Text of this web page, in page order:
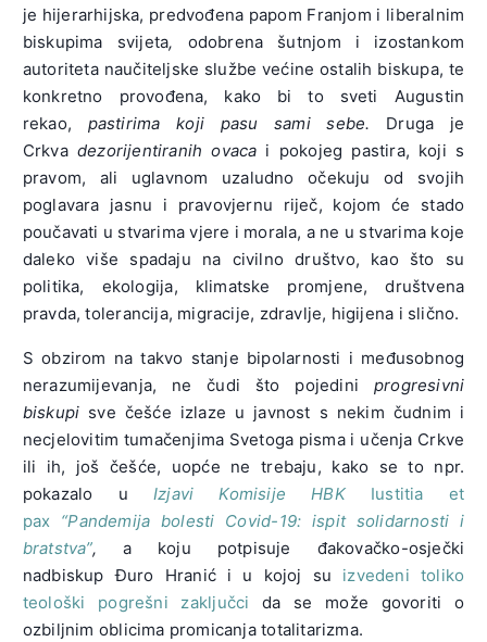
je hijerarhijska, predvođena papom Franjom i liberalnim
biskupima svijeta, odobrena šutnjom i izostankom
autoriteta naučiteljske službe većine ostalih biskupa, te
konkretno provođena, kako bi to sveti Augustin
rekao, pastirima koji pasu sami sebe. Druga je
Crkva dezorijentiranih ovaca i pokojeg pastira, koji s
pravom, ali uglavnom uzaludno očekuju od svojih
poglavara jasnu i pravovjernu riječ, kojom će stado
poučavati u stvarima vjere i morala, a ne u stvarima koje
daleko više spadaju na civilno društvo, kao što su
politika, ekologija, klimatske promjene, društvena
pravda, tolerancija, migracije, zdravlje, higijena i slično.
S obzirom na takvo stanje bipolarnosti i međusobnog
nerazumijevanja, ne čudi što pojedini progresivni
biskupi sve češće izlaze u javnost s nekim čudnim i
necjelovitim tumačenjima Svetoga pisma i učenja Crkve
ili ih, još češće, uopće ne trebaju, kako se to npr.
pokazalo u Izjavi Komisije HBK Iustitia et
pax “Pandemija bolesti Covid-19: ispit solidarnosti i
bratstva”, a koju potpisuje đakovačko-osječki
nadbiskup Đuro Hranić i u kojoj su izvedeni toliko
teološki pogrešni zaključci da se može govoriti o
ozbiljnim oblicima promicanja totalitarizma.